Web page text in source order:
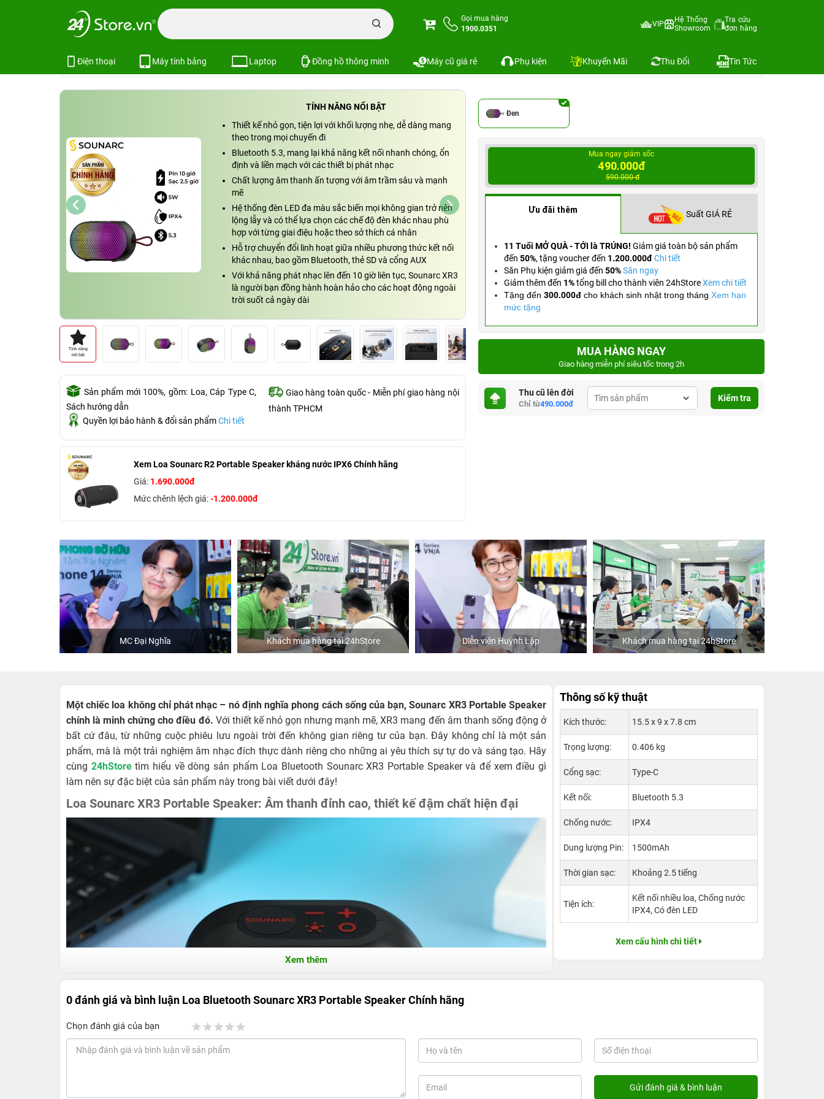
Gọi mua hàng
1900.0351
VIP
Hệ Thống
Showroom
Tra cứu
đơn hàng
Điện thoại Máy tính bảng Laptop Đồng hồ thông minh Máy cũ giá rẻ Phụ kiện Khuyến Mãi Thu Đổi Tin Tức
Trang chủ Loa Bluetooth Loa Bluetooth Sounarc XR3 Portable Speaker Chính hãng
Loa Bluetooth Sounarc XR3 Portable Speaker Chính hãng
Xem cấu hình So sánh
TÍNH NĂNG NỔI BẬT
Thiết kế nhỏ gọn, tiện lợi với khối lượng nhẹ, dễ dàng mang
theo trong mọi chuyến đi
Bluetooth 5.3, mang lại khả năng kết nối nhanh chóng, ổn
định và liền mạch với các thiết bị phát nhạc
Chất lượng âm thanh ấn tượng với âm trầm sâu và mạnh
mẽ
Hệ thống đèn LED đa màu sắc biến mọi không gian trở nên
lộng lẫy và có thể lựa chọn các chế độ đèn khác nhau phù
hợp với từng giai điệu hoặc theo sở thích cá nhân
Hỗ trợ chuyển đổi linh hoạt giữa nhiều phương thức kết nối
khác nhau, bao gồm Bluetooth, thẻ SD và cổng AUX
Với khả năng phát nhạc lên đến 10 giờ liên tục, Sounarc XR3
là người bạn đồng hành hoàn hảo cho các hoạt động ngoài
trời suốt cả ngày dài
Sản phẩm mới 100%, gồm: Loa, Cáp Type C,
Sách hướng dẫn
Quyền lợi bảo hành & đổi sản phẩmChi tiết
Giao hàng toàn quốc - Miễn phí giao hàng nội
thành TPHCM
Xem Loa Sounarc R2 Portable Speaker kháng nước IPX6 Chính hãng
Giá: 1.690.000đ
Mức chênh lệch giá:-1.200.000đ
Đen
Mua ngay giảm sốc
490.000đ
590.000 đ
Ưu đãi thêm Suất GIÁ RẺ
11 Tuổi MỞ QUÀ - TỚI là TRÚNG! Giảm giá toàn bộ sản phẩm
đến 50%, tặng voucher đến 1.200.000đ Chi tiết
Săn Phụ kiện giảm giá đến 50% Săn ngay
Giảm thêm đến 1%tổng bill cho thành viên 24hStoreXem chi tiết
Tặng đến 300.000đcho khách sinh nhật trong tháng Xem hạn
mức tặng
MUA HÀNG NGAY
Giao hàng miễn phí siêu tốc trong 2h
Thu cũ lên đời
Chỉ từ490.000đ
Kiểm tra
Khách mua hàng tại 24hStore Diễn viên Huỳnh Lập Khách mua hàng tại 24hStore Ca sĩ/Diễn viên Jun Phạm
Một chiếc loa không chỉ phát nhạc – nó định nghĩa phong cách sống của bạn, Sounarc XR3 Portable Speaker
chính là minh chứng cho điều đó. Với thiết kế nhỏ gọn nhưng mạnh mẽ, XR3 mang đến âm thanh sống động ở
bất cứ đâu, từ những cuộc phiêu lưu ngoài trời đến không gian riêng tư của bạn. Đây không chỉ là một sản
phẩm, mà là một trải nghiệm âm nhạc đích thực dành riêng cho những ai yêu thích sự tự do và sáng tạo. Hãy
cùng 24hStoretìm hiểu về dòng sản phẩm Loa Bluetooth Sounarc XR3 Portable Speaker và để xem điều gì
làm nên sự đặc biệt của sản phẩm này trong bài viết dưới đây!
Loa Sounarc XR3 Portable Speaker: Âm thanh đỉnh cao, thiết kế đậm chất hiện đại
Xem thêm
Thông số kỹ thuật
Kích thước: 15.5 x 9 x 7.8 cm
Trọng lượng: 0.406 kg
Cổng sạc: Type-C
Kết nối: Bluetooth 5.3
Chống nước: IPX4
Dung lượng Pin: 1500mAh
Thời gian sạc: Khoảng 2.5 tiếng
Tiện ích:
Kết nối nhiều loa, Chống nước
IPX4, Có đèn LED
Xem cấu hình chi tiết
0 đánh giá và bình luận Loa Bluetooth Sounarc XR3 Portable Speaker Chính hãng
Chọn đánh giá của bạn